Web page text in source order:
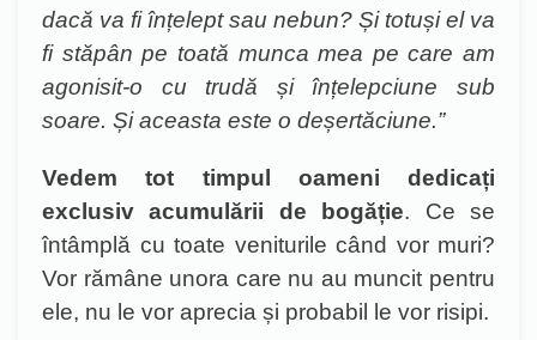
dacă va fi înțelept sau nebun? Și totuși el va
fi stăpân pe toată munca mea pe care am
agonisit-o cu trudă și înțelepciune sub
soare. Și aceasta este o deșertăciune.”
Vedem tot timpul oameni dedicați
exclusiv acumulării de bogăție. Ce se
întâmpl ă cu toate veniturile când vor muri?
Vor rămâne unora care nu au muncit pentru
ele, nu le vor aprecia și probabil le vor risipi.